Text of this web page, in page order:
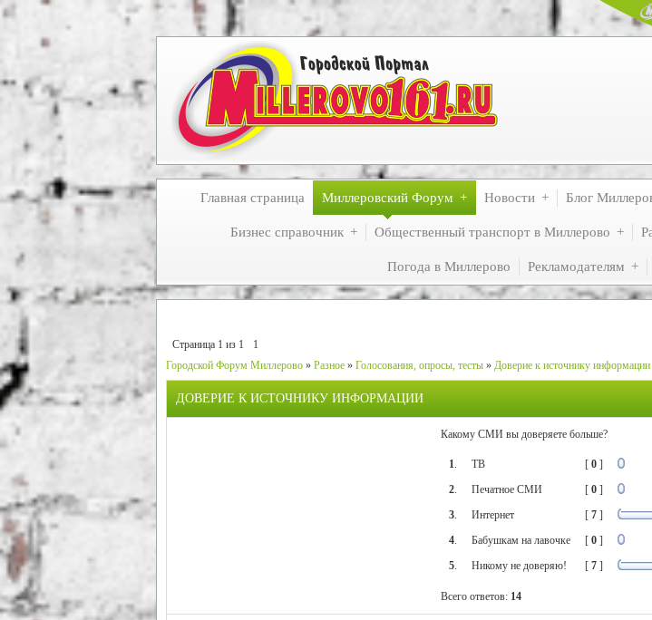
Главная страница Миллеровский Форум Новости Блог
Бизнес справочник Общественный транспорт в Миллерово
Погода в Миллерово Рекламодателям
Страница 1 из 1
1
Городской Форум Миллерово » Разное » Голосования, опросы, тесты » Доверие к источнику информации
ДОВЕРИЕ К ИСТОЧНИКУ ИНФОРМАЦИИ
Какому СМИ вы доверяете больше?
1. ТВ [ 0]
2. Печатное СМИ [ 0]
3. Интернет [ 7]
4. Бабушкам на лавочке [ 0]
5. Никому не доверяю! [ 7]
Всего ответов: 14